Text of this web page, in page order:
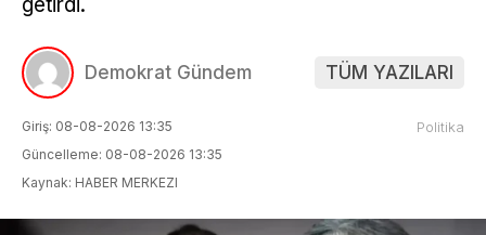
Demokrat Gündem TÜM YAZILARI
Giriş: 08-08-2026 13:35
Güncelleme: 08-08-2026 13:35
Kaynak: HABER MERKEZI
Politika